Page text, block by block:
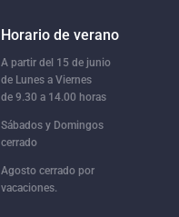
Horario de verano
A partir del 15 de junio
de Lunes a Viernes
de 9.30 a 14.00 horas
Sábados y Domingos
cerrado
Agosto cerrado por
vacaciones.